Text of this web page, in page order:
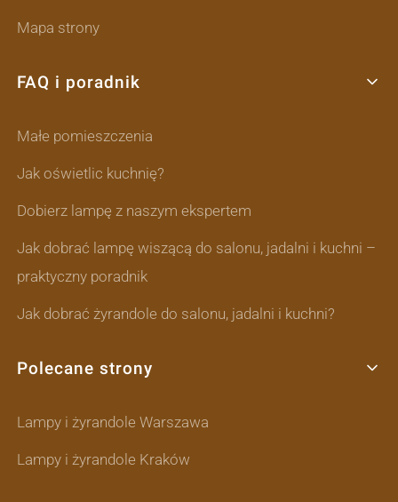
Mapa strony
FAQ i poradnik
Małe pomieszczenia
Jak oświetlic kuchnię?
Dobierz lampę z naszym ekspertem
Jak dobrać lampę wiszącą do salonu, jadalni i kuchni –
praktyczny poradnik
Jak dobrać żyrandole do salonu, jadalni i kuchni?
Polecane strony
Lampy i żyrandole Warszawa
Lampy i żyrandole Kraków